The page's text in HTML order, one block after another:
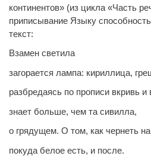
континентов» (из цикла «Часть
приписывание Языку
текст:
Взамен светила
загорается лампа: кириллица,
разбредаясь по прописи вкривь и
знает больше, чем та сивилла,
о грядущем. О том, как чернеть
покуда белое есть, и после.